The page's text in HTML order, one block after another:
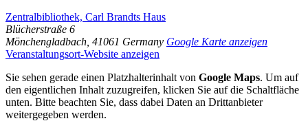
Zentralbibliothek, Carl Brandts Haus
Blücherstraße 6
Mönchengladbach 41061 Germany Google Karte anzeigen
Veranstaltungsort-Website anzeigen
Sie sehen gerade einen Platzhalterinhalt von Google Maps. Um auf
den eigentlichen Inhalt zuzugreifen, klicken Sie auf die Schaltfläche
unten. Bitte beachten Sie, dass dabei Daten an Drittanbieter
weitergegeben werden.